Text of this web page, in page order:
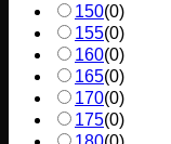
150(0)
155(0)
160(0)
165(0)
170(0)
175(0)